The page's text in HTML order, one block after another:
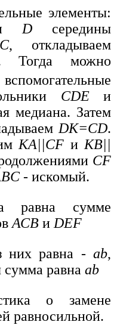
элементы:
Dсередины
, откладываем
Тогда можно
CDEи
медиана. Затем
DK=CD.
KA||CF и КВ||
CF
- искомый.
равна сумме
АСВ и DEF
них равна - ab,
сумма равна ab
о замене
равносильной.